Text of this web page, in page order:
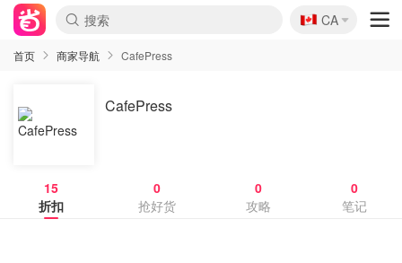
🇨🇦
CA
首页 商家导航 CafePress
CafePress
15
折扣
0
抢好货
0
攻略
0
笔记